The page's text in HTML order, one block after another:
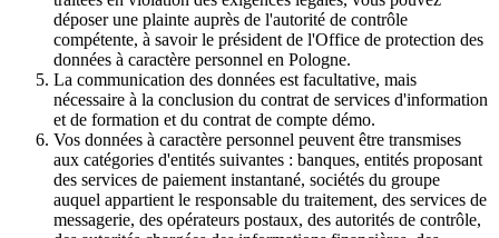
déposer une plainte auprès de l'autorité de contrôle
compétente, à savoir le président de l'Office de protection des
données à caractère personnel en Pologne.
La communication des données est facultative, mais
nécessaire à la conclusion du contrat de services d'information
et de formation et du contrat de compte démo.
Vos données à caractère personnel peuvent être transmises
aux catégories d'entités suivantes : banques, entités proposant
des services de paiement instantané, sociétés du groupe
auquel appartient le responsable du traitement, des services de
messagerie, des opérateurs postaux, des autorités de contrôle,